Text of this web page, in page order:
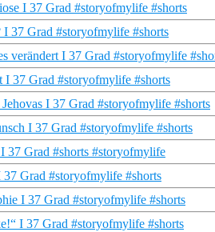
I 37 Grad #storyofmylife #shorts
I 37 Grad #storyofmylife #shorts
verändert I 37 Grad #storyofmylife
I 37 Grad #storyofmylife #shorts
I 37 Grad #storyofmylife #shorts
I 37 Grad #storyofmylife #shorts
37 Grad #shorts #storyofmylife
37 Grad #storyofmylife #shorts
I 37 Grad #storyofmylife #shorts
I 37 Grad #storyofmylife #shorts